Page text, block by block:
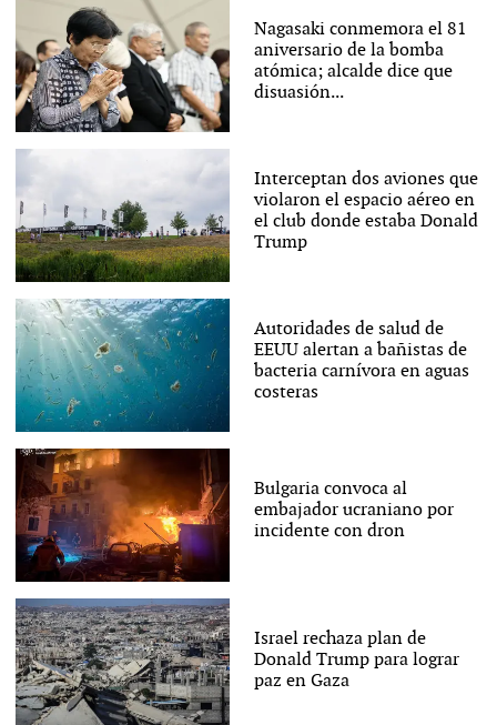
Nagasaki conmemora el 81
aniversario de la bomba
atómica; alcalde dice que
disuasión...
Interceptan dos aviones que
violaron el espacio aéreo en
el club donde estaba Donald
Trump
Autoridades de salud de
EEUU alertan a bañistas de
bacteria carnívora en aguas
costeras
Bulgaria convoca al
embajador ucraniano por
incidente con dron
Israel rechaza plan de
Donald Trump para lograr
paz en Gaza